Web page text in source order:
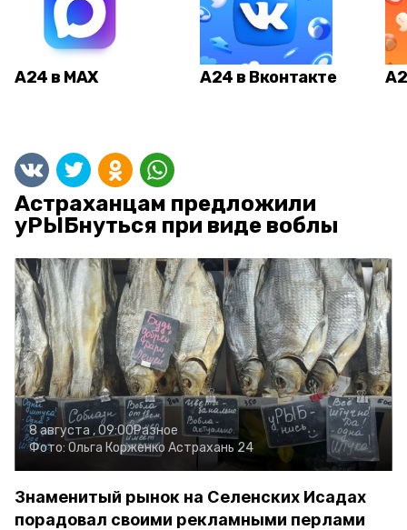
А24 в MAX А24 в Вконтакте
Астраханцам предложили
уРЫБнуться при виде воблы
8 августа , 09:00Разное
Фото: Ольга Корженко Астрахань 24
Знаменитый рынок на Селенских Исадах
порадовал своими рекламными перлами